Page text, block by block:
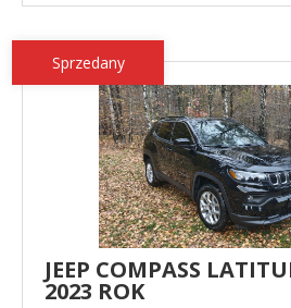
Sprzedany
JEEP COMPASS
2023 ROK